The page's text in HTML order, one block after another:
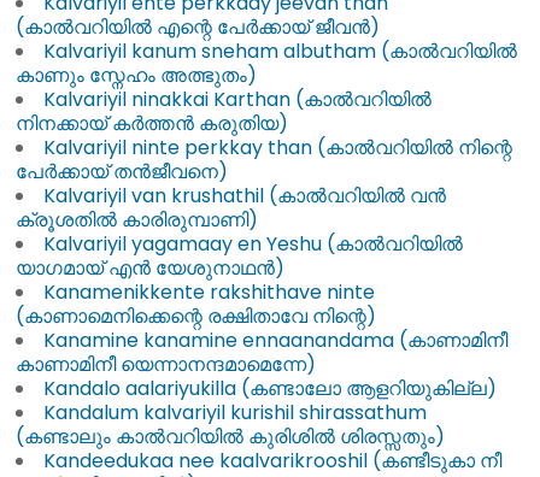
(കാൽവറിയിൽ എന്റെ പേർക്കായ് ജീവൻ)
Kalvariyil kanum sneham albutham (കാൽവറിയിൽ
കാണും സ്നേഹം അത്ഭുതം)
Kalvariyil ninakkai Karthan (കാൽവറിയിൽ
നിനക്കായ് കർത്തൻ കരുതിയ)
Kalvariyil ninte perkkay than (കാൽവറിയിൽ നിന്റെ
പേർക്കായ് തൻജീവനെ)
Kalvariyil van krushathil (കാൽവറിയിൽ വൻ
ക്രൂശതിൽ കാരിരുമ്പാണി)
Kalvariyil yagamaay en Yeshu (കാൽവറിയിൽ
യാഗമായ് എൻ യേശുനാഥൻ)
Kanamenikkente rakshithave ninte
(കാണാമെനിക്കെന്റെ രക്ഷിതാവേ നിന്റെ)
Kanamine kanamine ennaanandama (കാണാമിനീ
കാണാമിനീ യെന്നാനന്ദമാമെന്നേ)
Kandalo aalariyukilla (കണ്ടാലോ ആളറിയുകില്ല)
Kandalum kalvariyil kurishil shirassathum
(കണ്ടാലും കാൽവറിയിൽ കുരിശിൽ ശിരസ്സതും)
Kandeedukaa nee kaalvarikrooshil (കണ്ടീടുകാ നീ